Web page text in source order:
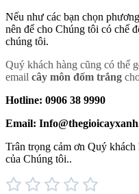
Nếu như các bạn chọn
nên để cho Chúng tôi có chế
chúng tôi.
Quý khách hàng cũng có thể
email cây môn đốm trắng
Hotline: 0906 38 9990
Email:
Trân trọng cảm ơn Quý
của Chúng tôi..